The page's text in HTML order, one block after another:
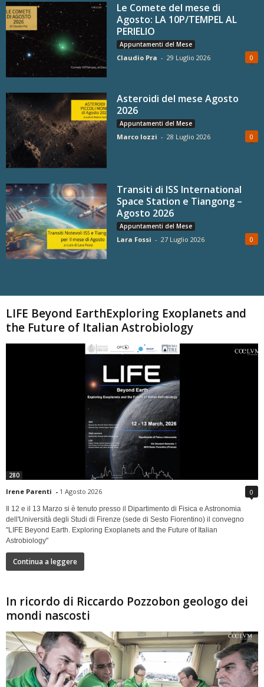
Le Comete del mese di
Agosto: LA 10P/TEMPEL AL
PERIELIO
Appuntamenti del Mese
Claudio Pra - 29 Luglio 2026 0
Asteroidi del mese Agosto
2026
Appuntamenti del Mese
Marco Iozzi - 28 Luglio 2026 0
Transiti di ISS International
Space Station e Tiangong –
Agosto 2026
Appuntamenti del Mese
Lara Fossi - 27 Luglio 2026 0
LIFE Beyond EarthExploring Exoplanets and
the Future of Italian Astrobiology
280
Irene Parenti - 1 Agosto 2026 0
Il 12 e il 13 Marzo si è tenuto presso il Dipartimento di Fisica e Astronomia
dell'Università degli Studi di Firenze (sede di Sesto Fiorentino) il convegno
"LIFE Beyond Earth. Exploring Exoplanets and the Future of Italian
Astrobiology"
Continua a leggere
In ricordo di Riccardo Pozzobon geologo dei
mondi nascosti